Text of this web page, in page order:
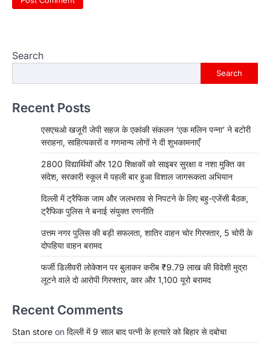
Search
Search
Recent Posts
एसएचओ खजूरी जेपी सहज के एकांकी संकलन ‘एक मलिन पन्ना’ ने बटोरी
सराहना, साहित्यकारों व गणमान्य लोगों ने दी शुभकामनाएँ
2800 विद्यार्थियों और 120 शिक्षकों को साइबर सुरक्षा व नशा मुक्ति का
संदेश, सरकारी स्कूल में पहली बार हुआ विशाल जागरूकता अभियान
दिल्ली में ट्रैफिक जाम और जलभराव से निपटने के लिए बहु-एजेंसी बैठक,
ट्रैफिक पुलिस ने बनाई संयुक्त रणनीति
उत्तम नगर पुलिस की बड़ी सफलता, शातिर वाहन चोर गिरफ्तार, 5 चोरी के
दोपहिया वाहन बरामद
फर्जी डिलीवरी लोकेशन पर बुलाकर करीब ₹9.79 लाख की विदेशी मुद्रा
लूटने वाले दो आरोपी गिरफ्तार, कार और 1,100 यूरो बरामद
Recent Comments
Stan store on दिल्ली में 9 साल बाद पत्नी के हत्यारे को बिहार से दबोचा